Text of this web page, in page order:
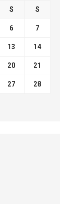
S S
6 7
13 14
20 21
27 28